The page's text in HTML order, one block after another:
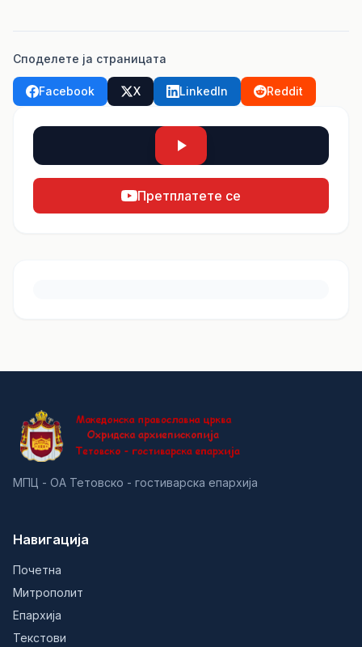
Споделете ја страницата
Facebook X LinkedIn Reddit
Претплатете се
МПЦ - ОА Тетовско - гостиварска епархија
Навигација
Почетна
Митрополит
Епархија
Текстови